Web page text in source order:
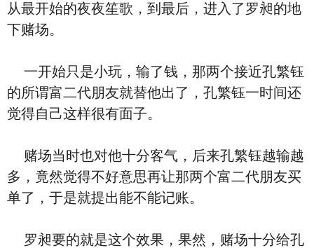
从最开始的夜夜笙歌，到最后，进入了罗昶的地
下赌场。
一开始只是小玩，输了钱，那两个接近孔繁钰
的所谓富二代朋友就替他出了，孔繁钰一时间还
觉得自己这样很有面子。
赌场当时也对他十分客气，后来孔繁钰越输越
多，竟然觉得不好意思再让那两个富二代朋友买
单了，于是就提出能不能记账。
罗昶要的就是这个效果，果然，赌场十分给孔